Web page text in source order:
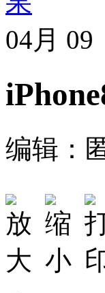
04月 09
编辑：